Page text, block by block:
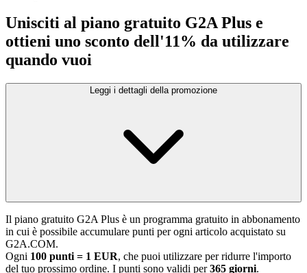
Unisciti al piano gratuito G2A Plus e
ottieni uno sconto dell'11% da utilizzare
quando vuoi
Leggi i dettagli della promozione
Il piano gratuito G2A Plus è un programma gratuito in abbonamento
in cui è possibile accumulare punti per ogni articolo acquistato su
G2A.COM.
Ogni 100 punti = 1 EUR, che puoi utilizzare per ridurre l'importo
del tuo prossimo ordine. I punti sono validi per365 giorni.